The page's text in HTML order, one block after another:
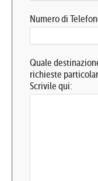
Numero di
Quale
richieste
Scrivile qui: